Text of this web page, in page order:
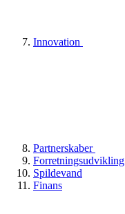
Innovation
Partnerskaber
Forretningsudvikling
Spildevand
Finans